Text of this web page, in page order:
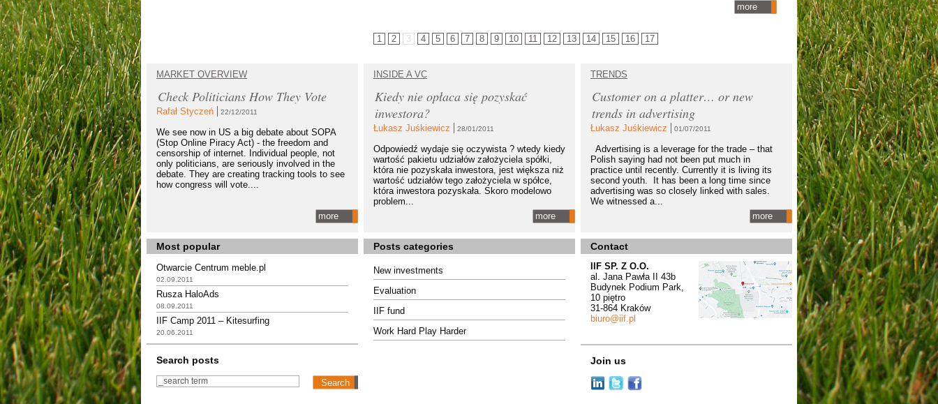
more
1 2 3 4 5 6 7 8 9 10 11 12 13 14 15 16 17
MARKET OVERVIEW
Check Politicians How They Vote
Rafał Styczeń 22/12/2011
We see now in US a big debate about SOPA
(Stop Online Piracy Act) - the freedom and
censorship of internet. Individual people, not
only politicians, are seriously involved in the
debate. They are creating tracking tools to see
how congress will vote....
more
INSIDE A VC
Kiedy nie opłaca się pozyskać
inwestora?
Łukasz Juśkiewicz 28/01/2011
Odpowiedź wydaje się oczywista ? wtedy kiedy
wartość pakietu udziałów założyciela spółki,
która nie pozyskała inwestora, jest większa niż
wartość udziałów tego założyciela w spółce,
która inwestora pozyskała. Skoro modelowo
problem...
more
TRENDS
Customer on a platter… or new
trends in advertising
Łukasz Juśkiewicz 01/07/2011
Advertising is a leverage for the trade – that
Polish saying had not been put much in
practice until recently. Currently it is living its
second youth. It has been a long time since
advertising was so closely linked with sales.
We witnessed a...
more
Most popular Posts categories Contact
Otwarcie Centrum meble.pl
02.09.2011
Rusza HaloAds
08.09.2011
IIF Camp 2011 – Kitesurfing
20.06.2011
New investments
Evaluation
IIF fund
Work Hard Play Harder
IIF SP. Z O.O.
al. Jana Pawła II 43b
Budynek Podium Park,
10 piętro
31-864 Kraków
biuro@iif.pl
Search posts Join us